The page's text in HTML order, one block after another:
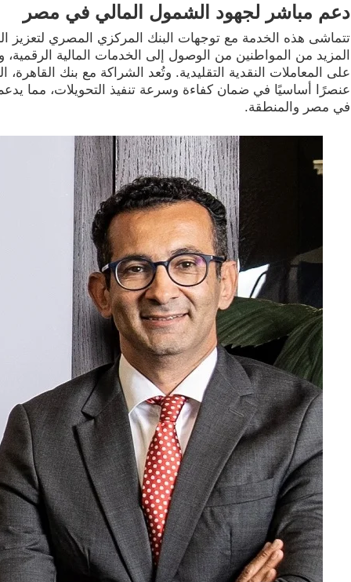
دعم مباشر لجهود الشمول المالي في مصر
تتماشى هذه الخدمة مع توجهات البنك المركزي المصري لتعزيز
المزيد من المواطنين من الوصول إلى الخدمات المالية الرقمية،
على المعاملات النقدية التقليدية. وتُعد الشراكة مع بنك القاهرة،
عنصرًا أساسيًا في ضمان كفاءة وسرعة تنفيذ التحويلات، مما
في مصر والمنطقة.